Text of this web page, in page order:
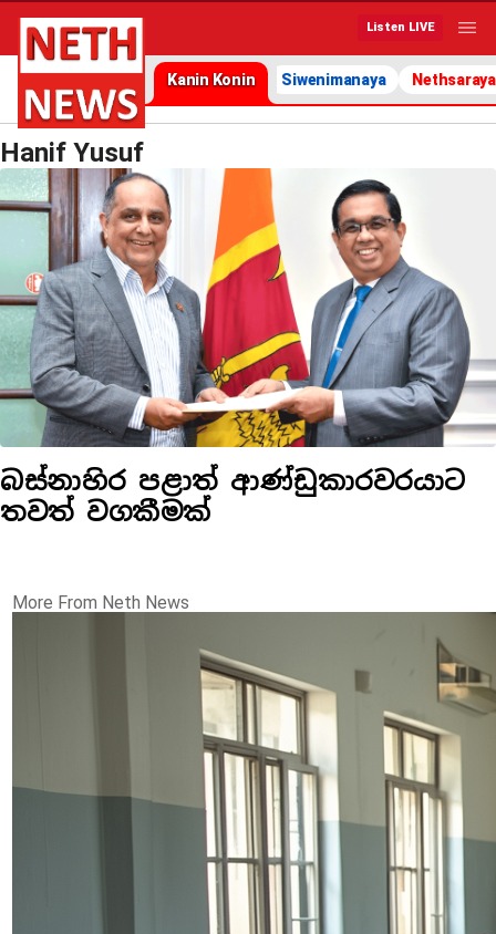
Listen LIVE
Kanin Konin Siwenimanaya Nethsaraya
Hanif Yusuf
බස්නාහිර පළාත් ආණ්ඩුකාරවරයාට
තවත් වගකීමක්
More From Neth News